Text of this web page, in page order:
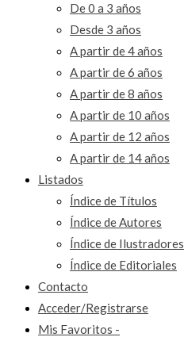
De 0 a 3 años
Desde 3 años
A partir de 4 años
A partir de 6 años
A partir de 8 años
A partir de 10 años
A partir de 12 años
A partir de 14 años
Listados
Índice de Títulos
Índice de Autores
Índice de Ilustradores
Índice de Editoriales
Contacto
Acceder/Registrarse
Mis Favoritos -